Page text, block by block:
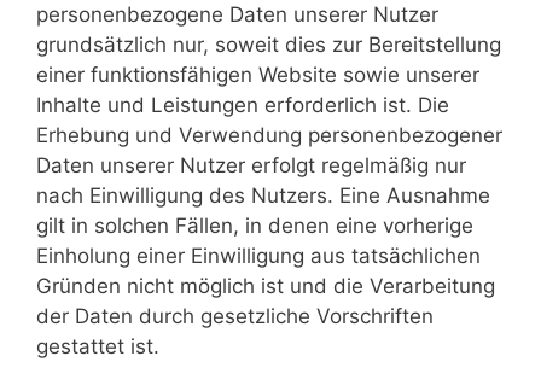
personenbezogene Daten unserer Nutzer
grundsätzlich nur, soweit dies zur Bereitstellung
einer funktionsfähigen Website sowie unserer
Inhalte und Leistungen erforderlich ist. Die
Erhebung und Verwendung personenbezogener
Daten unserer Nutzer erfolgt regelmäßig nur
nach Einwilligung des Nutzers. Eine Ausnahme
gilt in solchen Fällen, in denen eine vorherige
Einholung einer Einwilligung aus tatsächlichen
Gründen nicht möglich ist und die Verarbeitung
der Daten durch gesetzliche Vorschriften
gestattet ist.